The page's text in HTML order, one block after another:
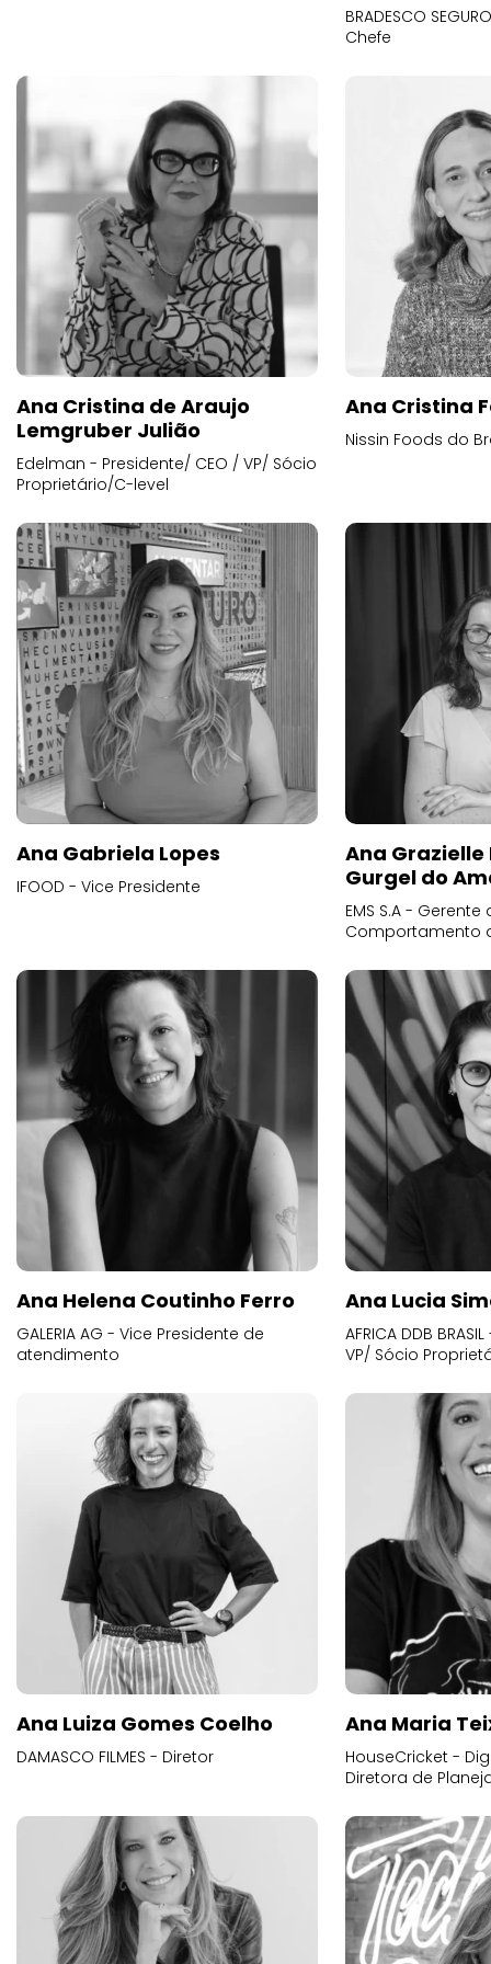
BRADESCO
Chefe
Ana Cristina de Araujo
Lemgruber Julião
Edelman - Presidente/ CEO / VP/ Sócio
Proprietário/C-level
Ana Cristina
Nissin Foods do
Ana Gabriela Lopes
IFOOD - Vice Presidente
Ana
Gurgel do
EMS S.A -
Comportamento
Ana Helena Coutinho Ferro
GALERIA AG - Vice Presidente de
atendimento
Ana Lucia
AFRICA DDB
VP/ Sócio
Ana Luiza Gomes Coelho
DAMASCO FILMES - Diretor
Ana Maria
HouseCricket -
Diretora de